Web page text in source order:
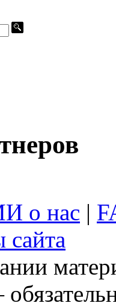
о нас |
сайта